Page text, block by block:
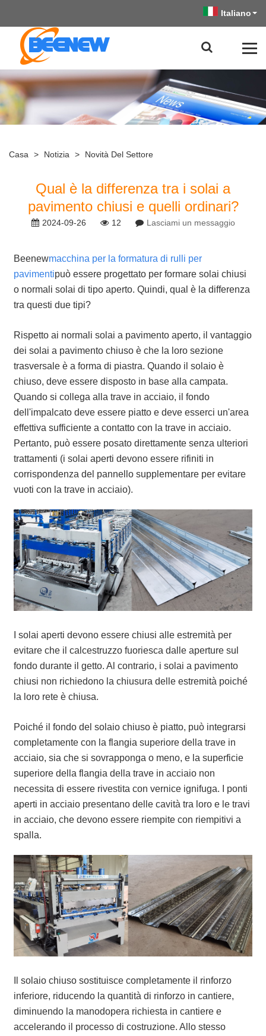
Italiano
Casa > Notizia > Novità Del Settore
Qual è la differenza tra i solai a
pavimento chiusi e quelli ordinari?
2024-09-26 12 Lasciami un messaggio
Beenewmacchina per la formatura di rulli per
pavimentipuò essere progettato per formare solai chiusi
o normali solai di tipo aperto. Quindi, qual è la differenza
tra questi due tipi?
Rispetto ai normali solai a pavimento aperto, il vantaggio
dei solai a pavimento chiuso è che la loro sezione
trasversale è a forma di piastra. Quando il solaio è
chiuso, deve essere disposto in base alla campata.
Quando si collega alla trave in acciaio, il fondo
dell'impalcato deve essere piatto e deve esserci un'area
effettiva sufficiente a contatto con la trave in acciaio.
Pertanto, può essere posato direttamente senza ulteriori
trattamenti (i solai aperti devono essere rifiniti in
corrispondenza del pannello supplementare per evitare
vuoti con la trave in acciaio).
I solai aperti devono essere chiusi alle estremità per
evitare che il calcestruzzo fuoriesca dalle aperture sul
fondo durante il getto. Al contrario, i solai a pavimento
chiusi non richiedono la chiusura delle estremità poiché
la loro rete è chiusa.
Poiché il fondo del solaio chiuso è piatto, può integrarsi
completamente con la flangia superiore della trave in
acciaio, sia che si sovrapponga o meno, e la superficie
superiore della flangia della trave in acciaio non
necessita di essere rivestita con vernice ignifuga. I ponti
aperti in acciaio presentano delle cavità tra loro e le travi
in ​​acciaio, che devono essere riempite con riempitivi a
spalla.
Il solaio chiuso sostituisce completamente il rinforzo
inferiore, riducendo la quantità di rinforzo in cantiere,
diminuendo la manodopera richiesta in cantiere e
accelerando il processo di costruzione. Allo stesso